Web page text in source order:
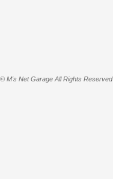
© M's Net Garage All Rights Reserved